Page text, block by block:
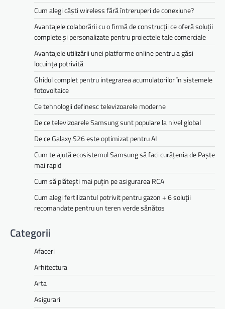
Cum alegi căști wireless fără întreruperi de conexiune?
Avantajele colaborării cu o firmă de construcții ce oferă soluții
complete și personalizate pentru proiectele tale comerciale
Avantajele utilizării unei platforme online pentru a găsi
locuința potrivită
Ghidul complet pentru integrarea acumulatorilor în sistemele
fotovoltaice
Ce tehnologii definesc televizoarele moderne
De ce televizoarele Samsung sunt populare la nivel global
De ce Galaxy S26 este optimizat pentru AI
Cum te ajută ecosistemul Samsung să faci curățenia de Paște
mai rapid
Cum să plătești mai puțin pe asigurarea RCA
Cum alegi fertilizantul potrivit pentru gazon + 6 soluții
recomandate pentru un teren verde sănătos
Categorii
Afaceri
Arhitectura
Arta
Asigurari